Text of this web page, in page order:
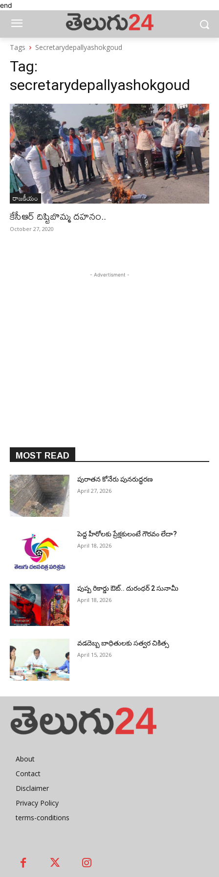
end
Tags Secretarydepallyashokgoud
Tag:
secretarydepallyashokgoud
రాజకీయం
కేసీఆర్ దిష్టిబొమ్మ దహనం..
October 27, 2020
- Advertisment -
MOST READ
పురాత‌న కోనేరు పున‌రుద్ధ‌ర‌ణ
April 27, 2026
పెద్ద హీరోల‌కు ప్రేక్ష‌కులంటే గౌర‌వం లేదా?
April 18, 2026
పుష్ప రికార్డు ఔట్‌.. దురంధ‌ర్ 2 సునామీ
April 18, 2026
వడదెబ్బ బాధితులకు సత్వర చికిత్స
April 15, 2026
About
Contact
Disclaimer
Privacy Policy
terms-conditions